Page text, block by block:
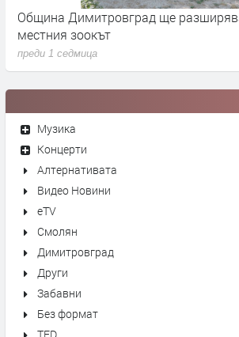
Община Димитровград ще
местния зоокът
преди 1 седмица
Музика
Концерти
Алтернативата
Видео Новини
eTV
Смолян
Димитровград
Други
Забавни
Без формат
TED